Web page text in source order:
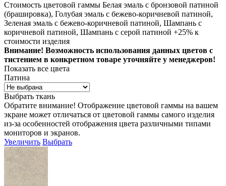
Стоимость цветовой гаммы Белая эмаль с бронзовой патиной
(брашировка), Голубая эмаль с бежево-коричневой патиной,
Зеленая эмаль с бежево-коричневой патиной, Шампань с
коричневой патиной, Шампань с серой патиной +25% к
стоимости изделия
Внимание! Возможность использования данных цветов с
тистением в конкретном товаре уточняйте у менеджеров!
Показать все цвета
Патина
Выбрать ткань
Обратите внимание! Отображение цветовой гаммы на вашем
экране может отличаться от цветовой гаммы самого изделия
из-за особенностей отображения цвета различными типами
мониторов и экранов.
Увеличить Выбрать